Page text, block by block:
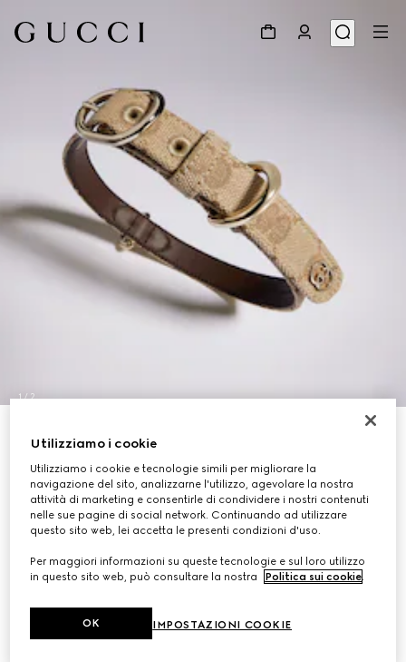
1/2
Collare per animali taglia S/M
€ 320
Variantetessuto GG sabbia e marrone
Utilizziamo i cookie
Utilizziamo i cookie e tecnologie simili per migliorare la
navigazione del sito, analizzarne l'utilizzo, agevolare la nostra
attività di marketing e consentirle di condividere i nostri contenuti
nelle sue pagine di social network. Continuando ad utilizzare
questo sito web, lei accetta le presenti condizioni d'uso.
Per maggiori informazioni su queste tecnologie e sul loro utilizzo
in questo sito web, può consultare la nostra
Politica sui cookie.
IMPOSTAZIONI COOKIE
OK